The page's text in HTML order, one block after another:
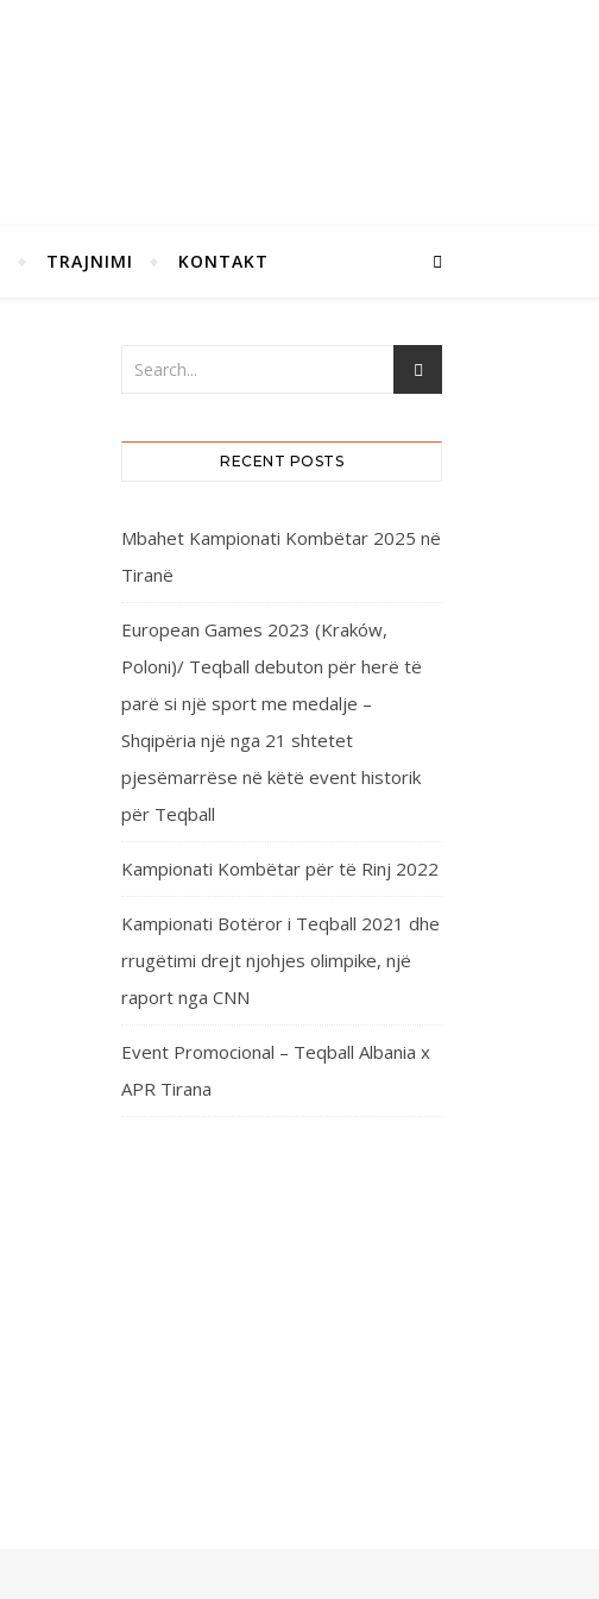
TRAJNIMI KONTAKT
RECENT POSTS
Mbahet Kampionati Kombëtar 2025 në
Tiranë
European Games 2023 (Kraków,
Poloni)/ Teqball debuton për herë të
parë si një sport me medalje –
Shqipëria një nga 21 shtetet
pjesëmarrëse në këtë event historik
për Teqball
Kampionati Kombëtar për të Rinj 2022
Kampionati Botëror i Teqball 2021 dhe
rrugëtimi drejt njohjes olimpike, një
raport nga CNN
Event Promocional – Teqball Albania x
APR Tirana